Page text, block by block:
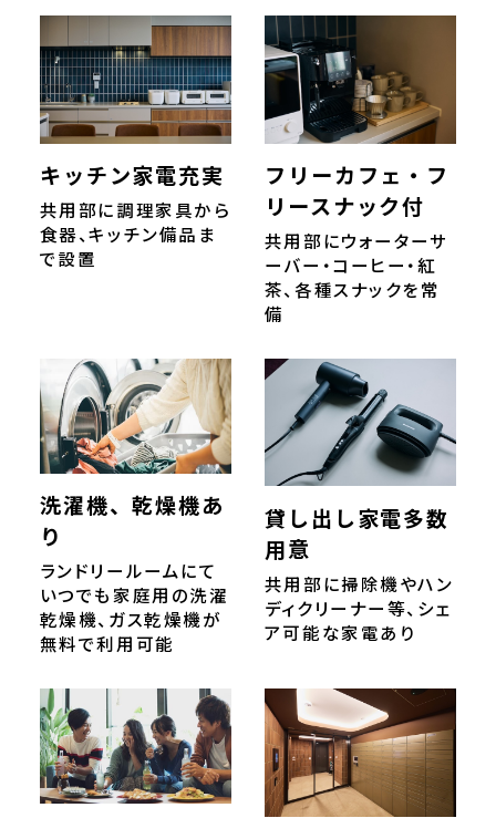
キッチン家電充実
共用部に調理家具から
食器、キッチン備品ま
で設置
フリーカフェ・フ
リースナック付
共用部にウォーターサ
ーバー・コーヒー・紅
茶、各種スナックを常
備
洗濯機、乾燥機あ
り
ランドリールームにて
いつでも家庭用の洗濯
乾燥機、ガス乾燥機が
無料で利用可能
貸し出し家電多数
用意
共用部に掃除機やハン
ディクリーナー等、シェ
ア可能な家電あり